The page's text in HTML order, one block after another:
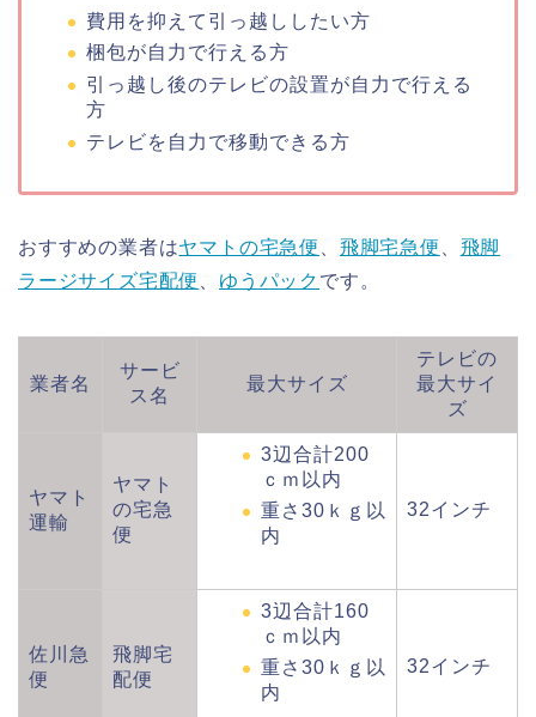
費用を抑えて引っ越ししたい方
梱包が自力で行える方
引っ越し後のテレビの設置が自力で行える
方
テレビを自力で移動できる方
おすすめの業者はヤマトの宅急便 飛脚宅急便
飛脚
ラージサイズ宅配便
ゆうパック です。
業者名
サービ
ス名
最大サイズ
テレビの
最大サイ
ズ
ヤマト
運輸
ヤマト
の宅急
便
3辺合計200
ｃｍ以内
重さ30ｋｇ以
内
32インチ
佐川急
便
飛脚宅
配便
3辺合計160
ｃｍ以内
重さ30ｋｇ以
内
32インチ